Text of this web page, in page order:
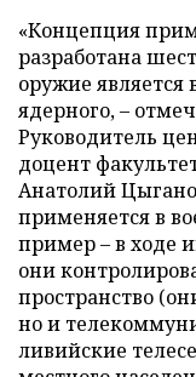
«Концепция
разработана
оружие
ядерного, –
Руководитель
доцент
Анатолий
применяется в
пример – в ходе
они
пространство
но и
ливийские